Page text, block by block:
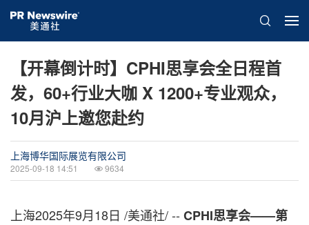
【开幕倒计时】CPHI思享会全日程首
发，60+行业大咖 X 1200+专业观众，
10月沪上邀您赴约
上海博华国际展览有限公司
2025-09-18 14:51 9634
上海2025年9月18日 /美通社/ -- CPHI思享会——第